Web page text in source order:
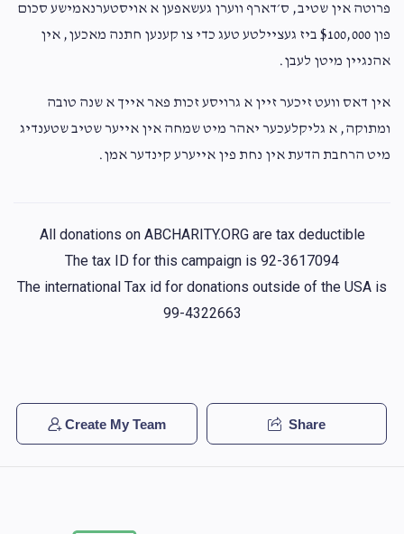
פרוטה אין שטיב, ס׳דארף ווערן געשאפען א אויסטערנאמישע סכום
פון 000,$100 ביז געציילטע טעג כדי צו קענען חתנה מאכען, אין
אהנגיין מיטן לעבן.
אין דאס וועט זיכער זיין א גרויסע זכות פאר אייך א שנה טובה
ומתוקה, א גליקלעכער יאהר מיט שמחה אין אייער שטיב שטענדיג
מיט הרחבת הדעת אין נחת פין אייערע קינדער אמן.
All donations on ABCHARITY.ORG are tax deductible
The tax ID for this campaign is 92-3617094
The international Tax id for donations outside of the USA is
99-4322663
Create My Team Share